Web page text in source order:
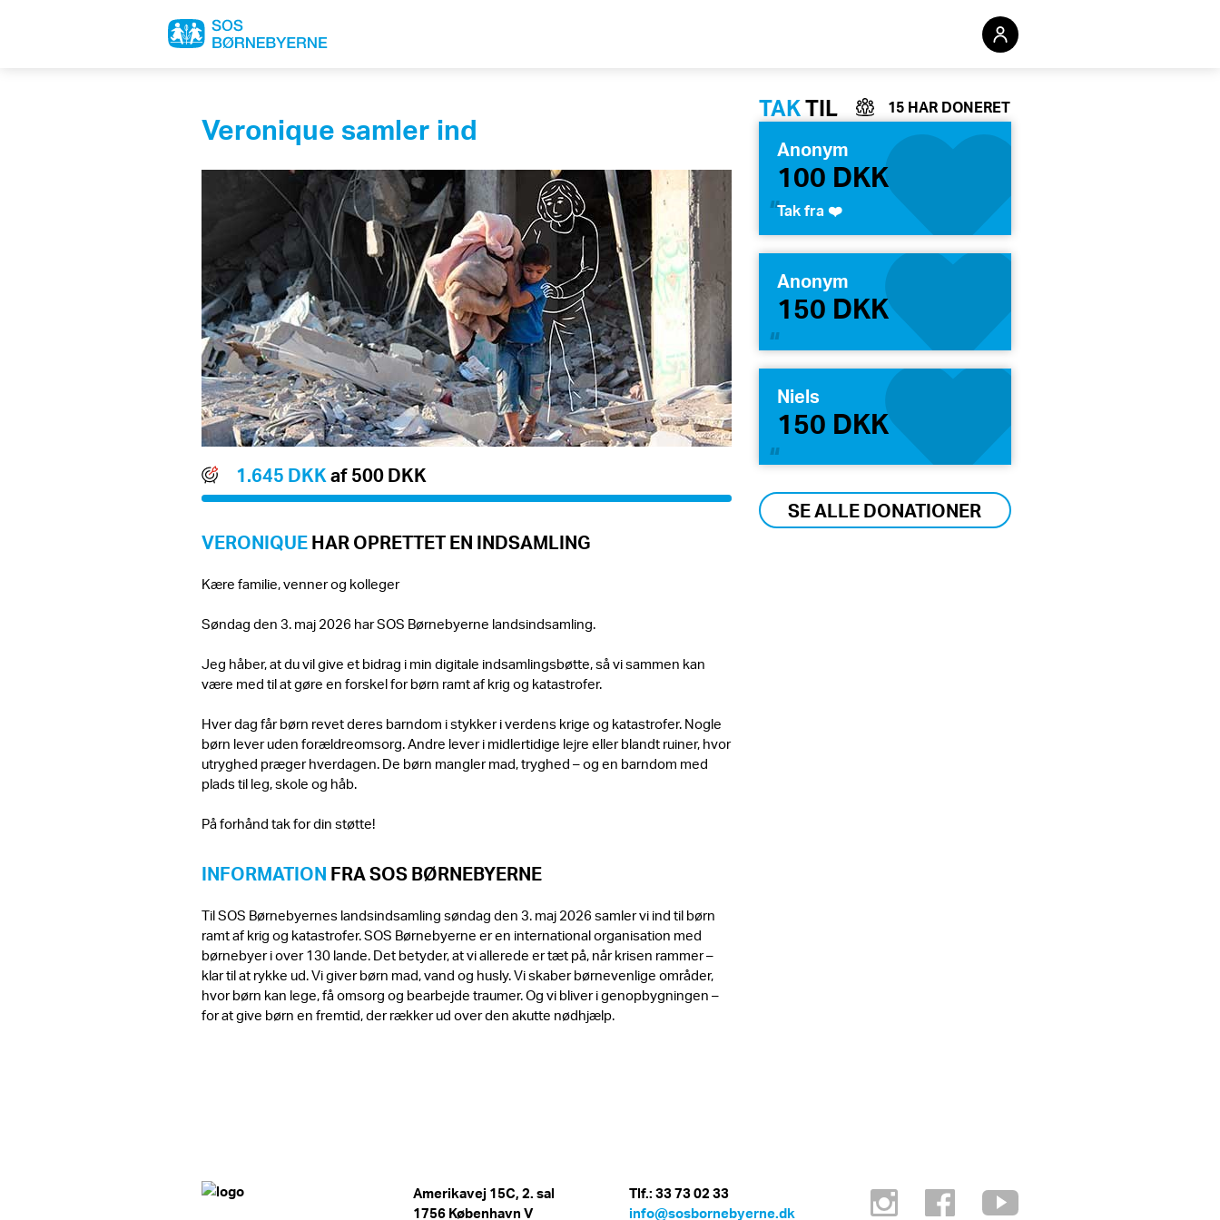
Redigér din indsamling
Veronique samler ind
1.645 DKKaf 500 DKK
VERONIQUEHAR OPRETTET EN INDSAMLING
Kære familie, venner og kolleger
Søndag den 3. maj 2026 har SOS Børnebyerne landsindsamling.
Jeg håber, at du vil give et bidrag i min digitale indsamlingsbøtte, så vi sammen kan
være med til at gøre en forskel for børn ramt af krig og katastrofer.
Hver dag får børn revet deres barndom i stykker i verdens krige og katastrofer. Nogle
børn lever uden forældreomsorg. Andre lever i midlertidige lejre eller blandt ruiner, hvor
utryghed præger hverdagen. De børn mangler mad, tryghed – og en barndom med
plads til leg, skole og håb.
På forhånd tak for din støtte!
INFORMATION FRA SOS BØRNEBYERNE
Til SOS Børnebyernes landsindsamling søndag den 3. maj 2026 samler vi ind til børn
ramt af krig og katastrofer. SOS Børnebyerne er en international organisation med
børnebyer i over 130 lande. Det betyder, at vi allerede er tæt på, når krisen rammer –
klar til at rykke ud. Vi giver børn mad, vand og husly. Vi skaber børnevenlige områder,
hvor børn kan lege, få omsorg og bearbejde traumer. Og vi bliver i genopbygningen –
for at give børn en fremtid, der rækker ud over den akutte nødhjælp.
TAKTIL 15 HAR DONERET
Anonym
100 DKK
Tak fra ❤️
Anonym
150 DKK
Niels
150 DKK
SE ALLE DONATIONER
Amerikavej 15C, 2. sal
1756 København V
Tlf.: 33 73 02 33
info@sosbornebyerne.dk